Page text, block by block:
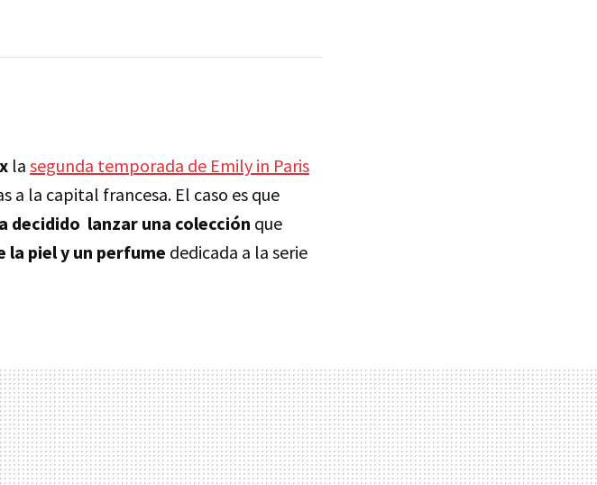
la segunda temporada de Emily in Paris
a la capital francesa. El caso es que
decidido lanzar una colección que
la piel y un perfume dedicada a la serie